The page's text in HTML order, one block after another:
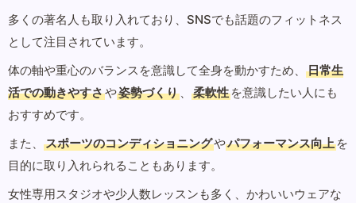
多くの著名人も取り入れており、SNSでも話題のフィットネス
として注目されています。
体の軸や重心のバランスを意識して全身を動かすため、
日常生
活での動きやすさや姿勢づくり 、 柔軟性 を意識したい人にも
おすすめです。
また、
スポーツのコンディショニングやパフォーマンス向上 を
目的に取り入れられることもあります。
女性専用スタジオや少人数レッスンも多く、かわいいウェアな